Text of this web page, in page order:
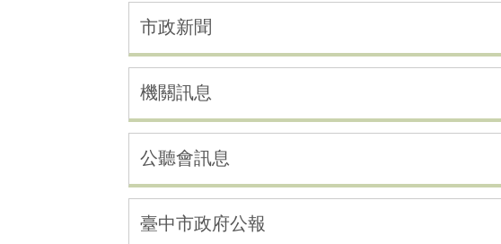
市政新聞
機關訊息
公聽會訊息
臺中市政府公報